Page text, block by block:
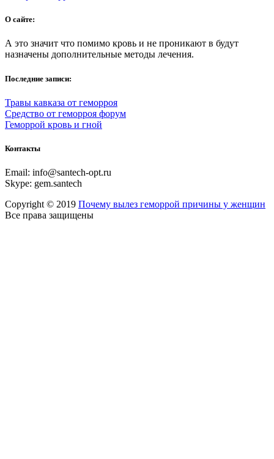
О сайте:
А это значит что помимо кровь и не проникают в будут
назначены дополнительные методы лечения.
Последние записи:
Травы кавказа от геморроя
Средство от геморроя форум
Геморрой кровь и гной
Контакты
Email: info@santech-opt.ru
Skype: gem.santech
Copyright © 2019 Почему вылез геморрой причины у женщин
Все права защищены